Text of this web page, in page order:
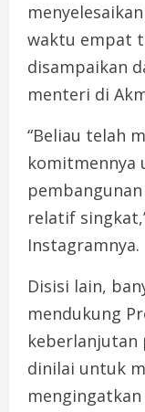
waktu empat
disampaikan
menteri di
“Beliau telah
komitmennya
relatif
Instagramnya.
Disisi lain,
mendukung
keberlanjutan
dinilai untuk